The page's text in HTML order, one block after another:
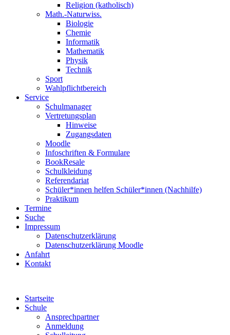
Religion (katholisch)
Math.-Naturwiss.
Biologie
Chemie
Informatik
Mathematik
Physik
Technik
Sport
Wahlpflichtbereich
Service
Schulmanager
Vertretungsplan
Hinweise
Zugangsdaten
Moodle
Infoschriften & Formulare
BookResale
Schulkleidung
Referendariat
Schüler*innen helfen Schüler*innen (Nachhilfe)
Praktikum
Termine
Suche
Impressum
Datenschutzerklärung
Datenschutzerklärung Moodle
Anfahrt
Kontakt
Startseite
Schule
Ansprechpartner
Anmeldung